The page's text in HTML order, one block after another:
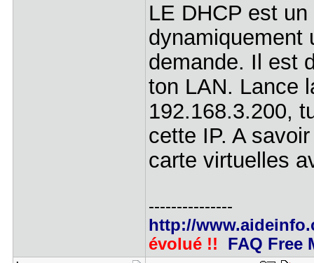
LE DHCP est
dynamiquement
demande. Il est
ton LAN. Lance
192.168.3.200,
cette IP. A
carte virtuelles
---------------
http://
évolué !!
FAQ Free